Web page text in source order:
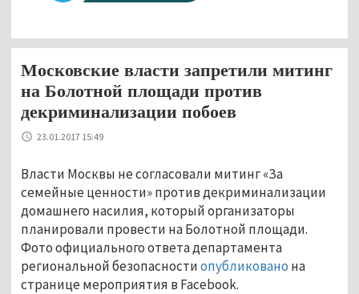
Московские власти запретили митинг
на Болотной площади против
декриминализации побоев
23.01.2017 15:49
Власти Москвы не согласовали митинг «За
семейные ценности» против декриминализации
домашнего насилия, который организаторы
планировали провести на Болотной площади.
Фото официального ответа департамента
региональной безопасностиопубликовано на
странице мероприятия в Facebook.